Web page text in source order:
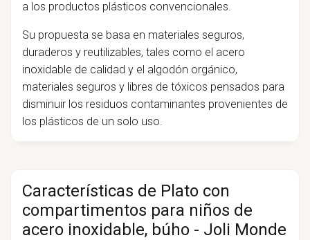
a los productos plásticos convencionales.
Su propuesta se basa en materiales seguros,
duraderos y reutilizables, tales como el acero
inoxidable de calidad y el algodón orgánico,
materiales seguros y libres de tóxicos pensados para
disminuir los residuos contaminantes provenientes de
los plásticos de un solo uso.
Características de Plato con
compartimentos para niños de
acero inoxidable, búho - Joli Monde